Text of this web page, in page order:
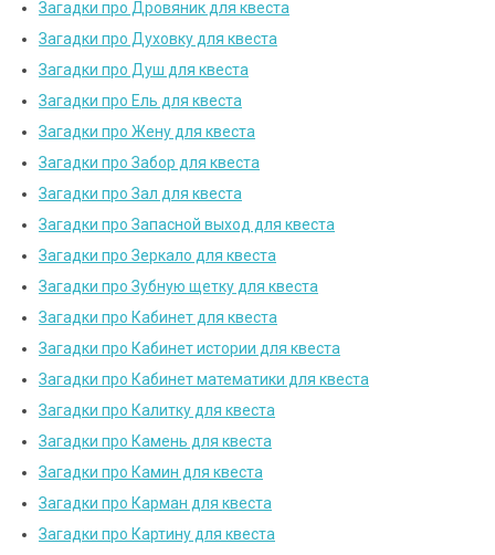
Загадки про Дровяник для квеста
Загадки про Духовку для квеста
Загадки про Душ для квеста
Загадки про Ель для квеста
Загадки про Жену для квеста
Загадки про Забор для квеста
Загадки про Зал для квеста
Загадки про Запасной выход для квеста
Загадки про Зеркало для квеста
Загадки про Зубную щетку для квеста
Загадки про Кабинет для квеста
Загадки про Кабинет истории для квеста
Загадки про Кабинет математики для квеста
Загадки про Калитку для квеста
Загадки про Камень для квеста
Загадки про Камин для квеста
Загадки про Карман для квеста
Загадки про Картину для квеста